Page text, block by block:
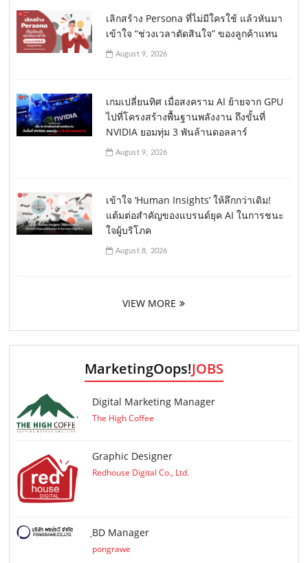
เลิกสร้าง Persona ที่ไม่มีใครใช้ แล้วหันมา
เข้าใจ “ช่วงเวลาตัดสินใจ” ของลูกค้าแทน
August 9, 2026
เกมเปลี่ยนทิศ เมื่อสงคราม AI ย้ายจาก GPU
ไปที่โครงสร้างพื้นฐานพลังงาน ถึงขั้นที่
NVIDIA ยอมทุ่ม 3 พันล้านดอลลาร์
August 9, 2026
เข้าใจ ‘Human Insights’ ให้ลึกกว่าเดิม!
แต้มต่อสำคัญของแบรนด์ยุค AI ในการชนะ
ใจผู้บริโภค
August 8, 2026
VIEW MORE
MarketingOops!JOBS
Digital Marketing Manager
The High Coffee
Graphic Designer
Redhouse Digital Co., Ltd.
ฺBD Manager
pongrawe